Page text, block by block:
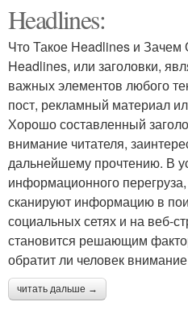
Headlines:
Что Такое Headlines и
Headlines, или заголовки,
важных элементов любого
пост, рекламный материал
Хорошо составленный
внимание читателя,
дальнейшему прочтению. В
информационного перегруза,
сканируют информацию в
социальных сетях и на веб-
становится решающим
обратит ли человек
читать дальше →